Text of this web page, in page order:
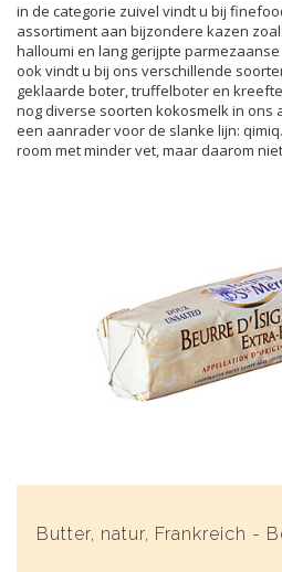
in de categorie zuivel vindt u bij
assortiment aan bijzondere kazen
halloumi en lang gerijpte
ook vindt u bij ons verschillende
geklaarde boter, truffelboter en
nog diverse soorten kokosmelk in ons
een aanrader voor de slanke lijn:
room met minder vet, maar daarom
Butter, natur, Frankreich -